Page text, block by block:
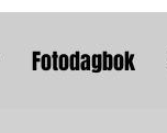
Fotodagbok